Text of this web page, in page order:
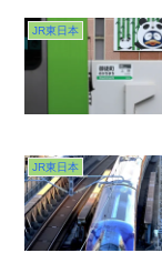
JR東日本
JR東日本